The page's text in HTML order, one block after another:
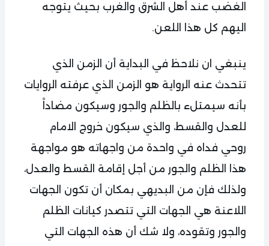
الغضب عند أهل الشرق والغرب بحيث يتوجه
اليهم كل هذا اللعن.
ينبغي ان نلاحظ في البداية أن الزمن الذي
تتحدث عنه الرواية هو الزمن الذي عرفته الروايات
بأنه سيمتلء بالظلم والجور وسيكون مضاداً
للعدل والقسط، والذي سيكون خروج الامام
روحي فداه في واحدة من واجهاته هو مواجهة
هذا الظلم والجور من أجل إقامة القسط والعدل،
ولذلك فإن من البديهي بمكان أن تكون الجهات
اللاعنة هي الجهات التي تتصدر كيانات الظلم
والجور وتقوده، ولا شك أن هذه الجهات التي